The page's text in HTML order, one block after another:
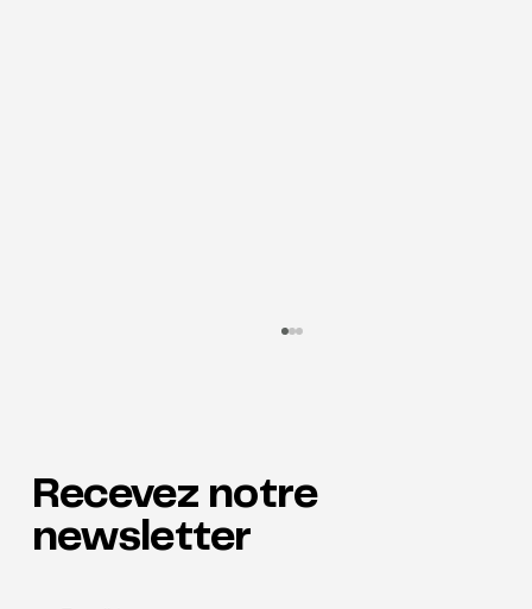
Pourquoi la neuroinclusion est la clé de la
Recevez notre
newsletter